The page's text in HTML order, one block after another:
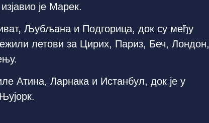
је Марек.
Љубљана и Подгорица, док су међу
летови за Цирих, Париз, Беч, Лондон,
Атина, Ларнака и Истанбул, док је у